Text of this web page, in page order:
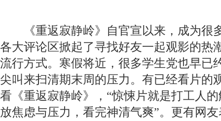
《重返寂静岭》自官宣以来，成为很
各大评论区掀起了寻找好友一起观影的热
流行方式。寒假将近，很多学生党也早已
尖叫来扫清期末周的压力。有已经看片的
看《重返寂静岭》，“惊悚片就是打工人
放焦虑与压力，看完神清气爽”。更有网